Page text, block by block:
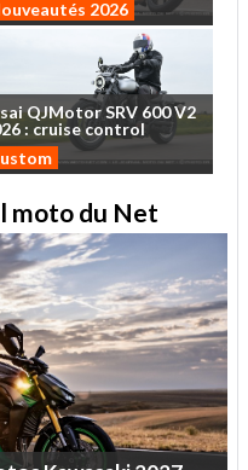
2026
QJMotorSRV 600V2
: cruise control
moto du Net